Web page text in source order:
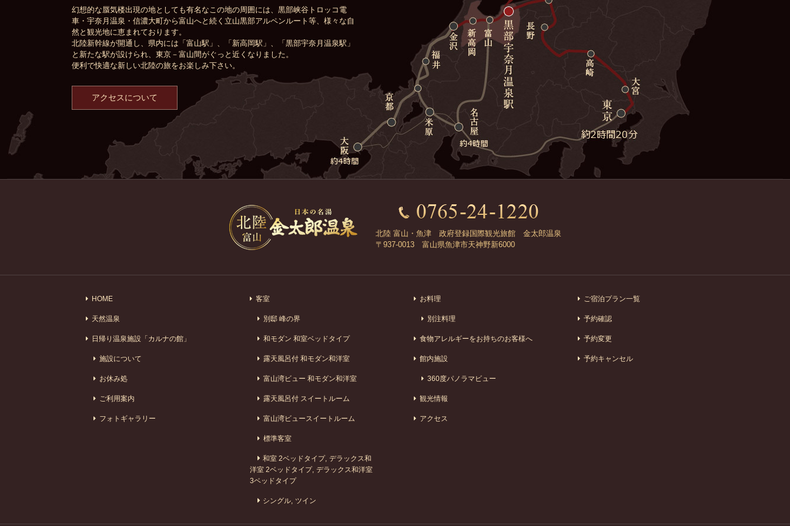
幻想的な蜃気楼出現の地としても有名なこの地の周囲には、黒部峡谷トロッコ電
車・宇奈月温泉・信濃大町から富山へと続く立山黒部アルペンルート等、様々な自
然と観光地に恵まれております。
北陸新幹線が開通し、県内には「富山駅」、「新高岡駅」、「黒部宇奈月温泉駅」
と新たな駅が設けられ、東京－富山間がぐっと近くなりました。
便利で快適な新しい北陸の旅をお楽しみ下さい。
アクセスについて
北陸 富山・魚津 政府登録国際観光旅館 金太郎温泉
〒937-0013 富山県魚津市天神野新6000
HOME
天然温泉
日帰り温泉施設「カルナの館」
施設について
お休み処
ご利用案内
フォトギャラリー
客室
別邸 峰の界
和モダン 和室ベッドタイプ
露天風呂付 和モダン和洋室
富山湾ビュー 和モダン和洋室
露天風呂付 スイートルーム
富山湾ビュースイートルーム
標準客室
和室 2ベッドタイプ デラックス和
洋室 2ベッドタイプ デラックス和洋室
3ベッドタイプ
シングル ツイン
お料理
別注料理
食物アレルギーをお持ちのお客様へ
館内施設
360度パノラマビュー
観光情報
アクセス
ご宿泊プラン一覧
予約確認
予約変更
予約キャンセル